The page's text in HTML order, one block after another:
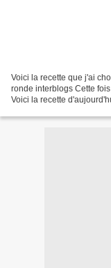
Voici la recette que j'ai
ronde interblogs Cette
Voici la recette